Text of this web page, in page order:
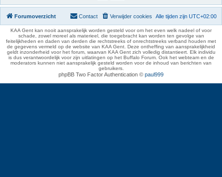
Forumoverzicht Alle tijden zijn UTC+02:00
Verwijder cookies
Contact
KAA Gent kan nooit aansprakelijk worden gesteld voor om het even welk nadeel of voor
schade, zowel moreel als materieel, die toegebracht kan worden ten gevolge van
feitelijkheden en daden van derden die rechtstreeks of onrechtstreeks verband houden met
de gegevens vermeld op de website van KAA Gent. Deze ontheffing van aansprakelijkheid
geldt inzonderheid voor het forum, waarvan KAA Gent zich volledig distantieert. Elk individu
is dus verantwoordelijk voor zijn uitlatingen op het Buffalo Forum. Ook het webteam en de
moderators kunnen niet aansprakelijk gesteld worden voor de inhoud van berichten van
gebruikers.
phpBB Two Factor Authentication © paul999